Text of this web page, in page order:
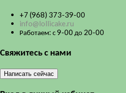
+7 (968) 373-39-00
info@lollicake.ru
Работаем: с 9-00 до 20-00
Свяжитесь с нами
Написать сейчас